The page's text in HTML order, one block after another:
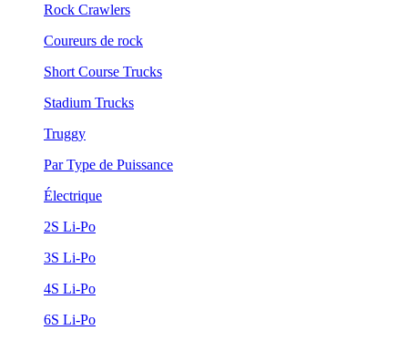
Rock Crawlers
Coureurs de rock
Short Course Trucks
Stadium Trucks
Truggy
Par Type de Puissance
Électrique
2S Li-Po
3S Li-Po
4S Li-Po
6S Li-Po